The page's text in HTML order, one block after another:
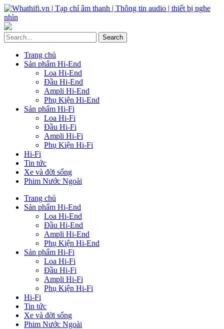
Trang chủ
Sản phẩm Hi-End
Loa Hi-End
Đầu Hi-End
Ampli Hi-End
Phụ Kiện Hi-End
Sản phẩm Hi-Fi
Loa Hi-Fi
Đầu Hi-Fi
Ampli Hi-Fi
Phụ Kiện Hi-Fi
Hi-Fi
Tin tức
Xe và đời sống
Phim Nước Ngoài
Trang chủ
Sản phẩm Hi-End
Loa Hi-End
Đầu Hi-End
Ampli Hi-End
Phụ Kiện Hi-End
Sản phẩm Hi-Fi
Loa Hi-Fi
Đầu Hi-Fi
Ampli Hi-Fi
Phụ Kiện Hi-Fi
Hi-Fi
Tin tức
Xe và đời sống
Phim Nước Ngoài